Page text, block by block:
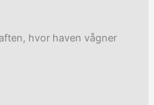
hvor haven vågner